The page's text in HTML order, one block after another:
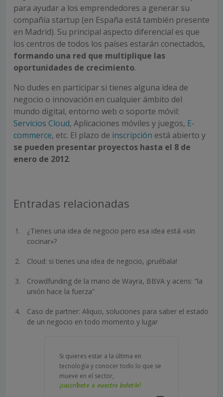
para ayudar a los emprendedores a generar su
compañía startup (en España está también presente
en Madrid). Su principal aspecto diferencial es que
los centros de todos los países estarán conectados,
formando una red que multiplique las
oportunidades de crecimiento.
No dudes en participar si tienes alguna idea de
negocio o innovación en cualquier ámbito del
mundo digital, entorno web o soporte móvil:
Servicios Cloud, Aplicaciones móviles y juegos, E-
commerce, etc. El plazo de inscripción está abierto y
se pueden presentar proyectos hasta el 8 de
enero de 2012.
Entradas relacionadas
¿Tienes una idea de negocio pero esa idea está «sin
cocinar»?
Cloud: si tienes una idea de negocio, ¡pruébala!
Crowdfunding de la mano de Wayra, BBVA y acens: “la
unión hace la fuerza”
Caso de partner: Aliquo, soluciones para saber el estado
de un negocio en todo momento y lugar
Si quieres estar a la última en
tecnología y conocer todo lo que se
mueve en el sector,
¡suscríbete a nuestro boletín!